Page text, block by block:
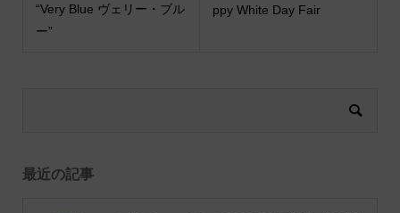
“Very Blue ヴェリー・ブル
ー”
ppy White Day Fair
最近の記事